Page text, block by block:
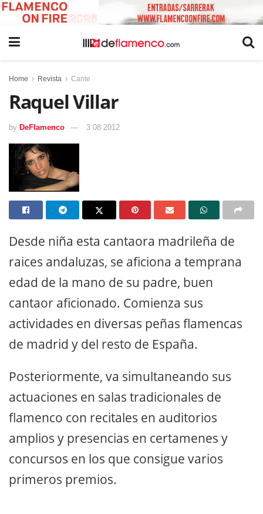
Home Revista Cante
Raquel Villar
by DeFlamenco 3 08 2012
Desde niña esta cantaora madrileña de
raices andaluzas, se aficiona a temprana
edad de la mano de su padre, buen
cantaor aficionado. Comienza sus
actividades en diversas peñas flamencas
de madrid y del resto de España.
Posteriormente, va simultaneando sus
actuaciones en salas tradicionales de
flamenco con recitales en auditorios
amplios y presencias en certamenes y
concursos en los que consigue varios
primeros premios.